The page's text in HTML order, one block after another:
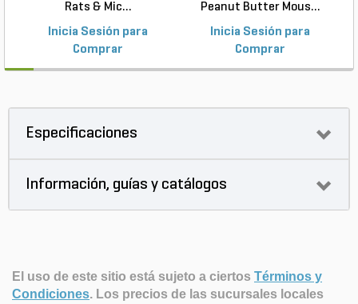
Rats & Mic...
Inicia Sesión para
Comprar
Peanut Butter Mous...
Inicia Sesión para
Comprar
Especificaciones
Información, guías y catálogos
El uso de este sitio está sujeto a ciertos Términos y
Condiciones. Los precios de las sucursales locales